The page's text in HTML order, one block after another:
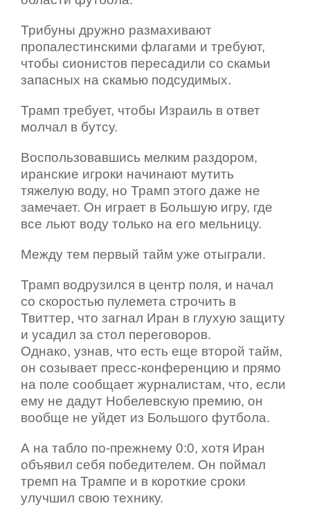
Трибуны дружно размахивают
пропалестинскими флагами и требуют,
чтобы сионистов пересадили со скамьи
запасных на скамью подсудимых.
Трамп требует, чтобы Израиль в ответ
молчал в бутсу.
Воспользовавшись мелким раздором,
иранские игроки начинают мутить
тяжелую воду, но Трамп этого даже не
замечает. Он играет в Большую игру, где
все льют воду только на его мельницу.
Между тем первый тайм уже отыграли.
Трамп водрузился в центр поля, и начал
со скоростью пулемета строчить в
Твиттер, что загнал Иран в глухую защиту
и усадил за стол переговоров.
Однако, узнав, что есть еще второй тайм,
он созывает пресс-конференцию и прямо
на поле сообщает журналистам, что, если
ему не дадут Нобелевскую премию, он
вообще не уйдет из Большого футбола.
А на табло по-прежнему 0:0, хотя Иран
объявил себя победителем. Он поймал
тремп на Трампе и в короткие сроки
улучшил свою технику.